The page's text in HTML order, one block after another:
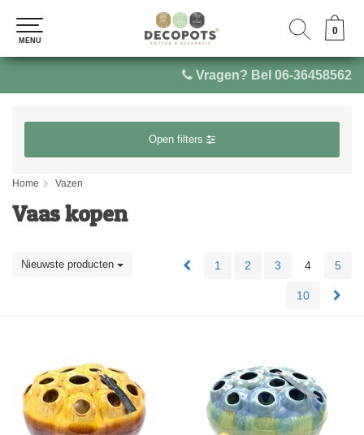
Vragen? Bel 06-36458562
0
MENU
0
MENU
Open filters
Home Vazen
Vaas kopen
Nieuwste producten 1 2 3 4 5
10